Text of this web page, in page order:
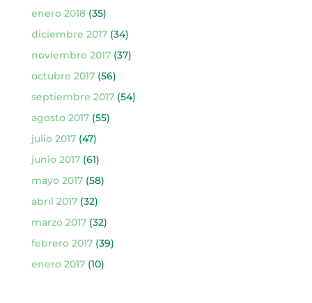
enero 2018(35)
diciembre 2017(34)
noviembre 2017(37)
octubre 2017(56)
septiembre 2017(54)
agosto 2017(55)
julio 2017(47)
junio 2017(61)
mayo 2017(58)
abril 2017(32)
marzo 2017(32)
febrero 2017(39)
enero 2017(10)